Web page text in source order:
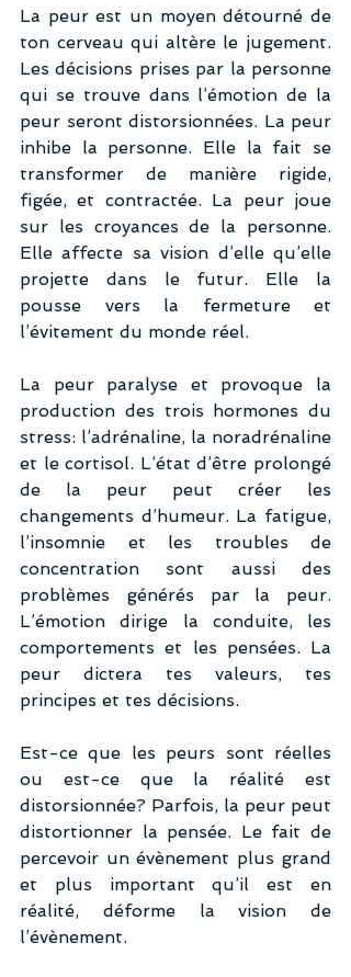
La peur est un moyen détourné de
ton cerveau qui altère le jugement.
Les décisions prises par la personne
qui se trouve dans l’émotion de la
peur seront distorsionnées. La peur
inhibe la personne. Elle la fait se
transformer de manière rigide,
figée, et contractée. La peur joue
sur les croyances de la personne.
Elle affecte sa vision d’elle qu’elle
projette dans le futur. Elle la
pousse vers la fermeture et
l’évitement du monde réel.
La peur paralyse et provoque la
production des trois hormones du
stress: l’adrénaline, la noradrénaline
et le cortisol. L’état d’être prolongé
de la peur peut créer les
changements d’humeur. La fatigue,
l’insomnie et les troubles de
concentration sont aussi des
problèmes générés par la peur.
L’émotion dirige la conduite, les
comportements et les pensées. La
peur dictera tes valeurs, tes
principes et tes décisions.
Est-ce que les peurs sont réelles
ou est-ce que la réalité est
distorsionnée? Parfois, la peur peut
distortionner la pensée. Le fait de
percevoir un évènement plus grand
et plus important qu’il est en
réalité, déforme la vision de
l’évènement.